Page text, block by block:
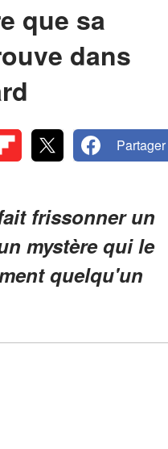
que sa
dans
Partager
frissonner un
mystère qui le
quelqu'un